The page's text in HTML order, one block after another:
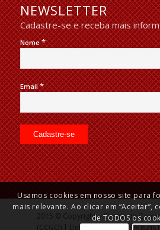
NEWSLETTER
Cadastre-se e receba mais
Nome*
Email*
2015 © Copyright – Centro de
(CCGO) | Desenvolvido por:Alguns
Usamos cookies em nosso site para
mais relevante. Ao clicar em “Aceitar”,
de TODOS os